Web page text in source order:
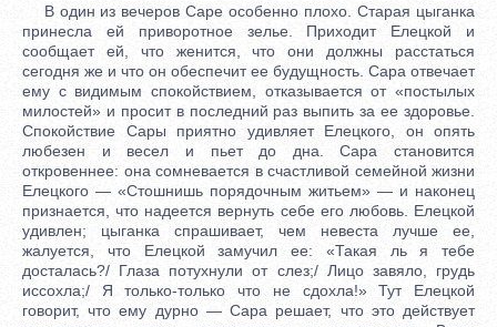
В один из вечеров Саре особенно плохо. Старая цыганка
принесла ей приворотное зелье. Приходит Елецкой и
сообщает ей, что женится, что они должны расстаться
сегодня же и что он обеспечит ее будущность. Сара отвечает
ему с видимым спокойствием, отказывается от «постылых
милостей» и просит в последний раз выпить за ее здоровье.
Спокойствие Сары приятно удивляет Елецкого, он опять
любезен и весел и пьет до дна. Сара становится
откровеннее: она сомневается в счастливой семейной жизни
Елецкого — «Стошнишь порядочным житьем» — и наконец
признается, что надеется вернуть себе его любовь. Елецкой
удивлен; цыганка спрашивает, чем невеста лучше ее,
жалуется, что Елецкой замучил ее: «Такая ль я тебе
досталась?/ Глаза потухнули от слез;/ Лицо завяло, грудь
иссохла;/ Я только-только что не сдохла!» Тут Елецкой
говорит, что ему дурно — Сара решает, что это действует